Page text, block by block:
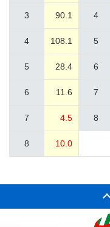
3 90.1 4
4 108.1 5
5 28.4 6
6 11.6 7
7 4.5 8
8 10.0